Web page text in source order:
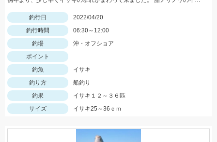
釣行日
2022/04/20
釣行時間
06:30～12:00
釣場
沖・オフショア
ポイント
釣魚
イサキ
釣り方
船釣り
釣果
イサキ１２～３６匹
サイズ
イサキ25～36ｃｍ